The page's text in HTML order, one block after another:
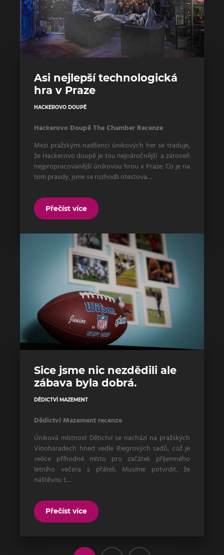
Asi nejlepší technologická
hra v Praze
HACKEROVO DOUPĚ
Hackerovo Doupě The Chamber Recenze
Mezi pražskými nadšenci únikových her se traduje,
že Hackerovo doupě je tou nejnáročnější a zároveň
nejpropracovanější únikovou hrou v Praze. Co je na
tom pravdy, jsme se rozhodli otestova…
Přečíst více
Sice jsme nic nezdědili ale
zábava byla dobrá.
DĚDICTVÍ MAZEMENT
Dědictví Mazement recenze
Úniková místnost Dětictví se nachází na pražských
Vinoharadech hned vedle Riegrových sadů, což je
velice příhodné místo pro začátek příjemného
letního večera s přáteli. Musíme potvrdit, že
náštěvou t…
Přečíst více